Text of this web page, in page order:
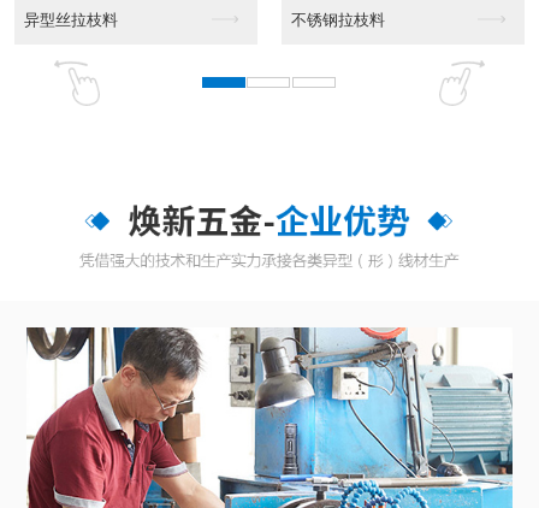
东莞异性线CAD截面... CAD截面图